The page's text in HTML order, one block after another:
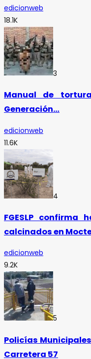
edicionweb
18.1K
3
Manual de
Generación…
edicionweb
11.6K
4
FGESLP confirma
calcinados en
edicionweb
9.2K
5
Policías
Carretera 57